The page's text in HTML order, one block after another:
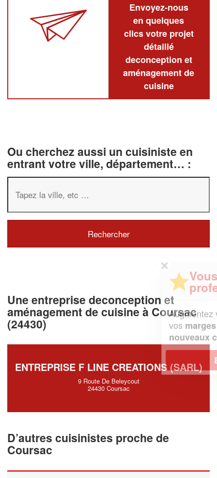
Envoyez-nous
en quelques
clics votre projet
détaillé
deconception et
aménagement de
cuisine
Ou cherchez aussi un cuisiniste en
entrant votre ville, département… :
Une entreprise deconception et
aménagement de cuisine à Coursac
(24430)
ENTREPRISE F LINE CREATIONS (SARL)
9 Route De Beleycout
24430 Coursac
D’autres cuisinistes proche de
Coursac
Augmentez votrechiffre d'affaireset
tout en gagnant de